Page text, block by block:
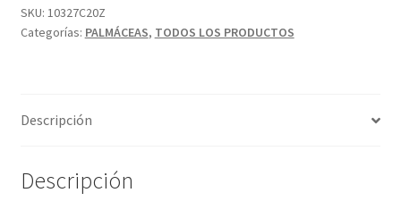
SKU: 10327C20Z
Categorías: PALMÁCEAS, TODOS LOS PRODUCTOS
Descripción
Descripción